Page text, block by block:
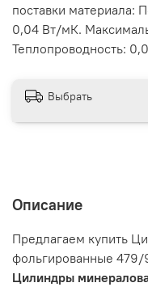
поставки материала:
0,04 Вт/мК.
Теплопроводность:
Выбрать
Описание
Предлагаем купить
фольгированные
Цилиндры